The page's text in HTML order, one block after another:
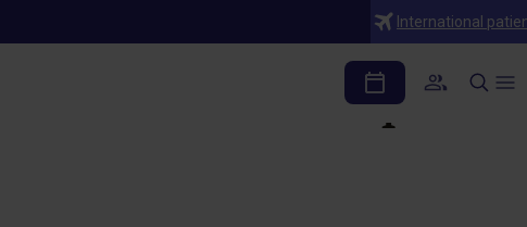
International
de la anemia por